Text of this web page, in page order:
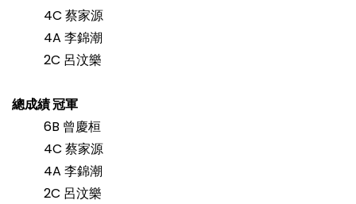
4C 蔡家源
4A 李錦潮
2C 呂汶樂
總成績 冠軍
6B 曾慶桓
4C 蔡家源
4A 李錦潮
2C 呂汶樂